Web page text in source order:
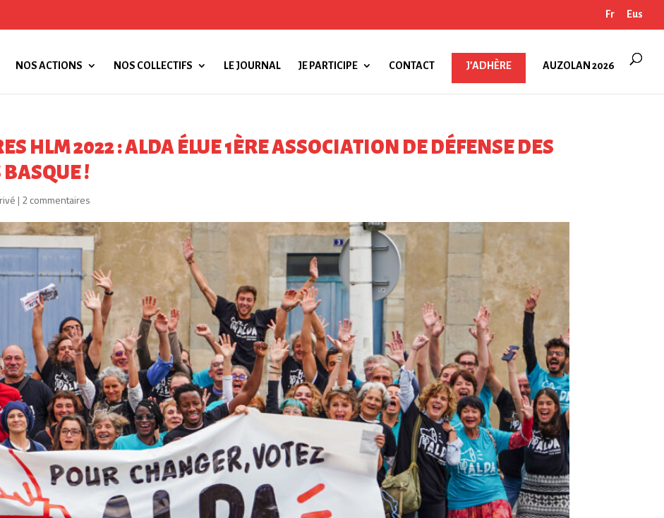
Fr Eus
NOS ACTIONS NOS COLLECTIFS LE JOURNAL JE PARTICIPE CONTACT J’ADHÈRE AUZOLAN 2026
HLM 2022 : ALDA ÉLUE 1ÈRE ASSOCIATION DE DÉFENSE DES
BASQUE !
| 2 commentaires